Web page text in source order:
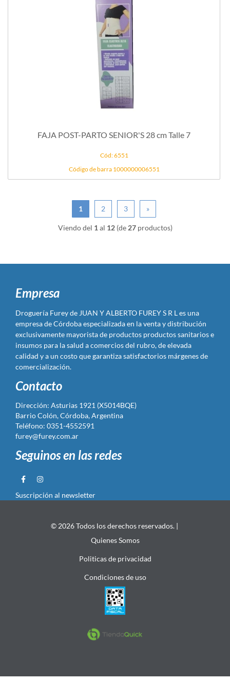
FAJA POST-PARTO SENIOR'S 28 cm Talle 7
Cód: 6551
Código de barra 1000000006551
1 2 3 »
Viendo del 1 al 12(de 27productos)
Empresa
Droguería Furey de JUAN Y ALBERTO FUREY S R L es una
empresa de Córdoba especializada en la venta y distribución
exclusivamente mayorista de productos productos sanitarios e
insumos para la salud a comercios del rubro, de elevada
calidad y a un costo que garantiza satisfactorios márgenes de
comercialización.
Contacto
Dirección: Asturias 1921 (X5014BQE)
Barrio Colón, Córdoba, Argentina
Teléfono: 0351-4552591
furey@furey.com.ar
Seguinos en las redes
Suscripción al newsletter
© 2026 Todos los derechos reservados. |
Quienes Somos
Politicas de privacidad
Condiciones de uso